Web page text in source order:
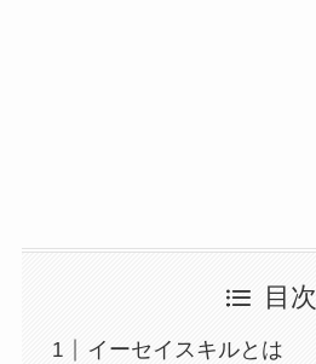
目次
イーセイスキルとは